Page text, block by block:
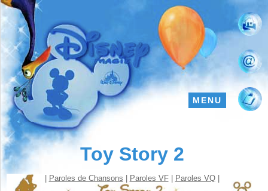
Toy Story 2
MENU
Paroles de Chansons Paroles VF| Paroles VQ|